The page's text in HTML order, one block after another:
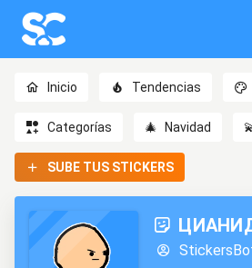
Inicio Tendencias
Categorías 🎄 Navidad
SUBE TUS STICKERS